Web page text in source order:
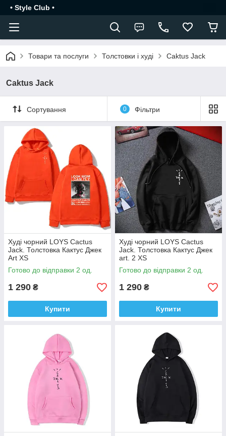
• Style Club •
Товари та послуги Толстовки і худі Caktus Jack
Caktus Jack
Сортування 0 Фільтри
Худі чорний LOYS Cactus
Jack. Толстовка Кактус Джек
Art XS
Готово до відправки 2 од.
1 290 ₴
Купити
Худі чорний LOYS Cactus
Jack. Толстовка Кактус Джек
art. 2 XS
Готово до відправки 2 од.
1 290 ₴
Купити